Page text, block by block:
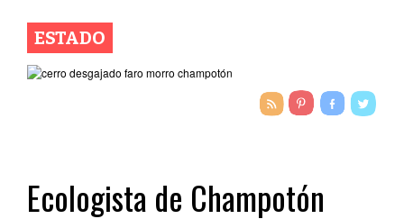
ESTADO
Ecologista de Champotón